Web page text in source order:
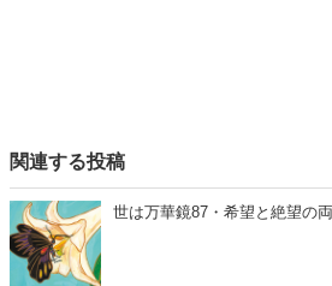
関連する投稿
世は万華鏡87・希望と絶望の